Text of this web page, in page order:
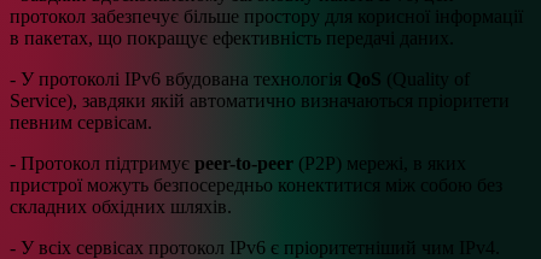
протокол забезпечує більше простору для корисної інформації
в пакетах, що покращує ефективність передачі даних.
- У протоколі IPv6 вбудована технологія QoS (Quality of
Service), завдяки якій автоматично визначаються пріоритети
певним сервісам.
- Протокол підтримує peer-to-peer (P2P) мережі, в яких
пристрої можуть безпосередньо конектитися між собою без
складних обхідних шляхів.
- У всіх сервісах протокол IPv6 є пріоритетніший чим IPv4.